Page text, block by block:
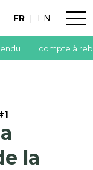
FR | EN
compte à
la